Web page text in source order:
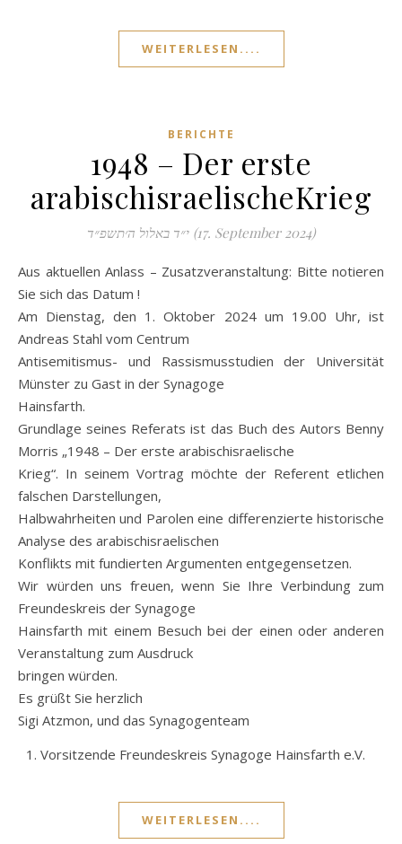
WEITERLESEN....
BERICHTE
1948 – Der erste
arabischisraelischeKrieg
י״ד באלול ה׳תשפ״ד (17. September 2024)
Aus aktuellen Anlass – Zusatzveranstaltung: Bitte notieren
Sie sich das Datum !
Am Dienstag, den 1. Oktober 2024 um 19.00 Uhr, ist
Andreas Stahl vom Centrum
Antisemitismus- und Rassismusstudien der Universität
Münster zu Gast in der Synagoge
Hainsfarth.
Grundlage seines Referats ist das Buch des Autors Benny
Morris „1948 – Der erste arabischisraelische
Krieg“. In seinem Vortrag möchte der Referent etlichen
falschen Darstellungen,
Halbwahrheiten und Parolen eine differenzierte historische
Analyse des arabischisraelischen
Konflikts mit fundierten Argumenten entgegensetzen.
Wir würden uns freuen, wenn Sie Ihre Verbindung zum
Freundeskreis der Synagoge
Hainsfarth mit einem Besuch bei der einen oder anderen
Veranstaltung zum Ausdruck
bringen würden.
Es grüßt Sie herzlich
Sigi Atzmon, und das Synagogenteam
Vorsitzende Freundeskreis Synagoge Hainsfarth e.V.
WEITERLESEN....